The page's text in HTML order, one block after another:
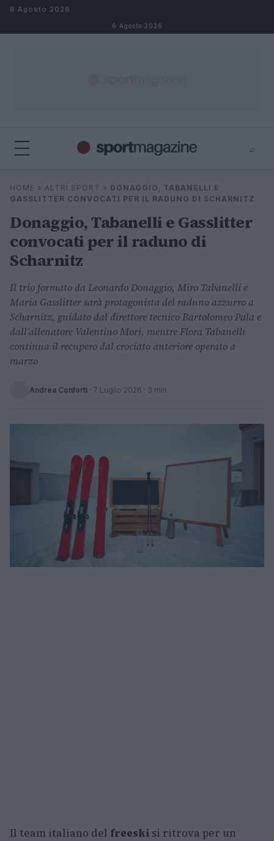
Salta al contenuto
6 Agosto 2026
6 Agosto 2026
⌕
Cerca
HOME » ALTRI SPORT » DONAGGIO, TABANELLI E
GASSLITTER CONVOCATI PER IL RADUNO DI SCHARNITZ
Donaggio, Tabanelli e Gasslitter
convocati per il raduno di
Scharnitz
Il trio formato da Leonardo Donaggio, Miro Tabanelli e
Maria Gasslitter sarà protagonista del raduno azzurro a
Scharnitz, guidato dal direttore tecnico Bartolomeo Pala e
dall’allenatore Valentino Mori, mentre Flora Tabanelli
continua il recupero dal crociato anteriore operato a
marzo
Andrea Conforti · 7 Luglio 2026 · 3 min
Il team italiano del freeski si ritrova per un